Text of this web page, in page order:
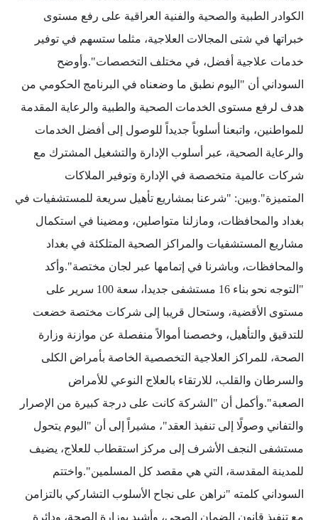
الكوادر الطبية والصحية والفنية العراقية على رفع مستوى
خبراتها في شتى المجالات العلاجية، مثلما ستسهم في توفير
خدمات علاجية أفضل، في مختلف التخصصات".وأوضح
السوداني أن "اليوم نطبق ما وضعناه في البرنامج الحكومي من
هدف لرفع مستوى الخدمات الصحية والطبية والرعاية المقدمة
للمواطنين، واتبعنا أسلوباً جديداً للوصول إلى أفضل الخدمات
والرعاية الصحية، عبر أسلوب الإدارة والتشغيل المشترك مع
شركات عالمية متخصصة في الإدارة وتوفير الملاكات
المتميزة".وبين: "شرعنا بمشاريع تأهيل سريعة للمستشفيات في
بغداد والمحافظات، ومازلنا متواصلين، ومضينا في استكمال
مشاريع المستشفيات والمراكز الصحية المتلكئة في بغداد
والمحافظات، وباشرنا في إتمامها عبر لجان مختصة".وأكد
"التوجه نحو بناء 16 مستشفى جديدا، سعة 100 سرير على
مستوى الأقضية، وستحال قريبا إلى شركات مختصة خضعت
للتدقيق والتأهيل، وخصصنا أموالاً منفصلة عن موازنة وزارة
الصحة، للمراكز العلاجية التخصصية الخاصة بأمراض الكلى
والسرطان والقلب، للارتقاء بالعلاج النوعي للأمراض
الصعبة".وأكمل أن "الشركة كانت على درجة كبيرة من الإصرار
والتفاني وصولًا إلى تنفيذ العقد"، مشيراً إلى أن "اليوم يتحول
مستشفى النجف الأشرف إلى مركز استقطاب للعلاج، يضيف
للمدينة المقدسة، التي هي مقصد كل المسلمين".واختتم
السوداني كلمته "نراهن على نجاح الأسلوب التشاركي بالتزامن
مع تنفيذ قانون الضمان الصحي، وأشيد بوزارة الصحة، ودائرة